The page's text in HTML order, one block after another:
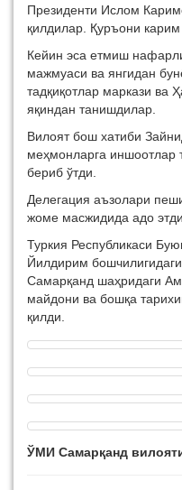
Президенти Ислом
қилдилар. Қуръони карим
Кейин эса етмиш
мажмуаси ва янгидан
тадқиқотлар маркази ва
яқиндан танишдилар.
Вилоят бош хатиби
меҳмонларга иншоотлар
бериб ўтди.
Делегация аъзолари
жоме масжидида адо
Туркия Республикаси
Йилдирим
Самарқанд шаҳридаги
майдони ва бошқа
қилди.
ЎМИ Самарқанд